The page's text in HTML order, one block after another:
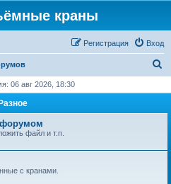
краны
Вход
Регистрация
с
06 авг 2026, 18:30
Разное
форумом
файл и т.п.
с кранами.